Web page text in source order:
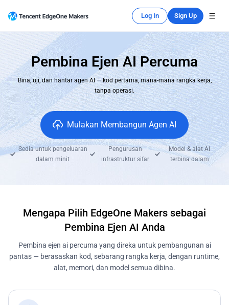
Log In Sign Up
Pembina Ejen AI Percuma
Bina, uji, dan hantar agen AI — kod pertama, mana-mana rangka kerja,
tanpa operasi.
Mulakan Membangun Agen AI
Sedia untuk pengeluaran
dalam minit
Pengurusan
infrastruktur sifar
Model & alat AI
terbina dalam
Mengapa Pilih EdgeOne Makers sebagai
Pembina Ejen AI Anda
Pembina ejen ai percuma yang direka untuk pembangunan ai
pantas — berasaskan kod, sebarang rangka kerja, dengan runtime,
alat, memori, dan model semua dibina.